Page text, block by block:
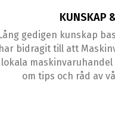
KUNSKAP
gedigen kunskap
har bidragit till att
lokala
om tips och råd av